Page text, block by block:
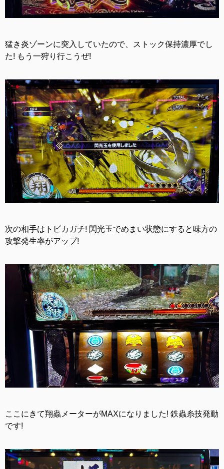
猛き炎ゾーンに突入していたので、ストック保持濃厚でし
た! もう一狩り行こうぜ!
次の相手はトビカガチ! 閃光玉でめまい状態にすると味方の
攻撃発生率がアップ!
ここにきて翔蟲メーターがMAXになりました! 鉄蟲糸技発動
です!